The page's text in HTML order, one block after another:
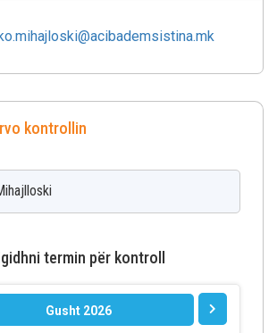
kontrollin
termin për kontroll
Gusht 2026